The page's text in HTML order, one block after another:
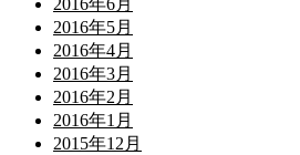
2016年6月
2016年5月
2016年4月
2016年3月
2016年2月
2016年1月
2015年12月